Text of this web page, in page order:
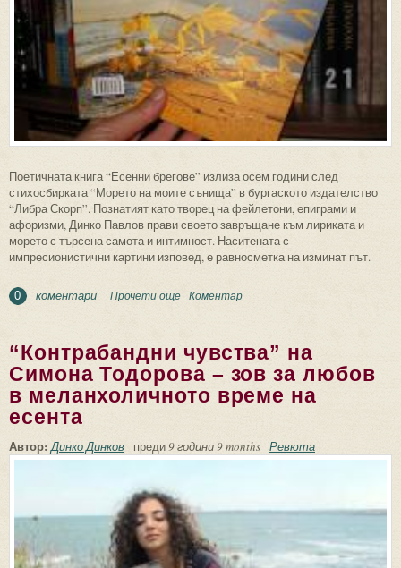
Поетичната книга “Есенни брегове” излиза осем години след
стихосбирката “Морето на моите сънища” в бургаското издателство
“Либра Скорп”. Познатият като творец на фейлетони, епиграми и
афоризми, Динко Павлов прави своето завръщане към лириката и
морето с търсена самота и интимност. Наситената с
импресионистични картини изповед, е равносметка на изминат път.
0 коментари Прочети още about Преображение на морето в “Есенни
Коментар
“Контрабандни чувства” на
Симона Тодорова – зов за любов
в меланхоличното време на
есента
Автор: Динко Динков преди9 години 9 months Ревюта